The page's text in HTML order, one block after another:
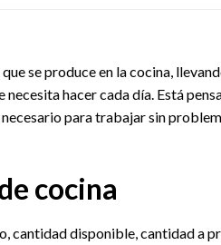
se produce en la cocina,
hacer cada día. Está
para trabajar sin
cocina
cantidad disponible, cantidad a